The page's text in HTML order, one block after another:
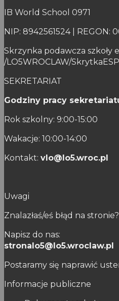
IB World School 0971
NIP: 8942561524 | REGON:
Skrzynka podawcza szkoły
/LO5WROCLAW/SkrytkaESP
SEKRETARIAT
Godziny pracy
Rok szkolny: 9:00-15:00
Wakacje: 10:00-14:00
Kontakt: vlo@lo5.wroc.pl
Uwagi
Znalazłaś/eś błąd na
Napisz do nas:
stronalo5@lo5.wroclaw.pl
Postaramy się naprawić
Informacje publiczne